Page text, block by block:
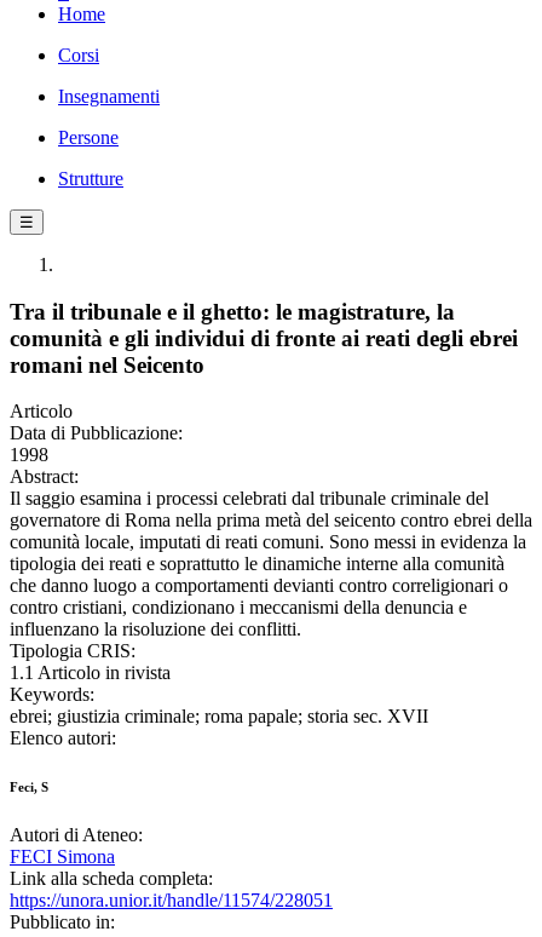
Home
Corsi
Insegnamenti
Persone
Strutture
☰
Tra il tribunale e il ghetto: le magistrature, la
comunità e gli individui di fronte ai reati degli ebrei
romani nel Seicento
Articolo
Data di Pubblicazione:
1998
Abstract:
Il saggio esamina i processi celebrati dal tribunale criminale del
governatore di Roma nella prima metà del seicento contro ebrei della
comunità locale, imputati di reati comuni. Sono messi in evidenza la
tipologia dei reati e soprattutto le dinamiche interne alla comunità
che danno luogo a comportamenti devianti contro correligionari o
contro cristiani, condizionano i meccanismi della denuncia e
influenzano la risoluzione dei conflitti.
Tipologia CRIS:
1.1 Articolo in rivista
Keywords:
ebrei; giustizia criminale; roma papale; storia sec. XVII
Elenco autori:
Feci, S
Autori di Ateneo:
FECI Simona
Link alla scheda completa:
https://unora.unior.it/handle/11574/228051
Pubblicato in: